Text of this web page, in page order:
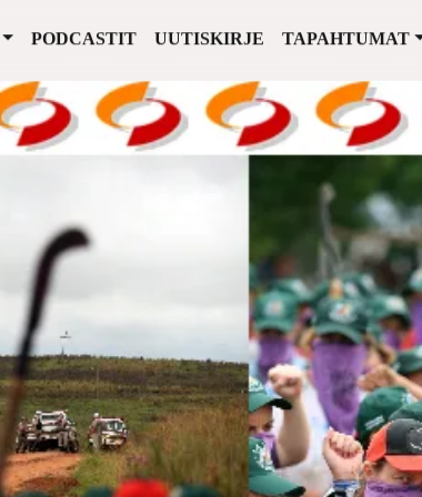
PODCASTIT UUTISKIRJE TAPAHTUMAT